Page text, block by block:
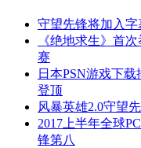
守望先锋将加入
《绝地求生》首
赛
日本PSN游戏下
登顶
风暴英雄2.0守望
2017上半年全球
锋第八